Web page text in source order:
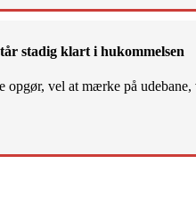
stadig klart i hukommelsen
opgør, vel at mærke på